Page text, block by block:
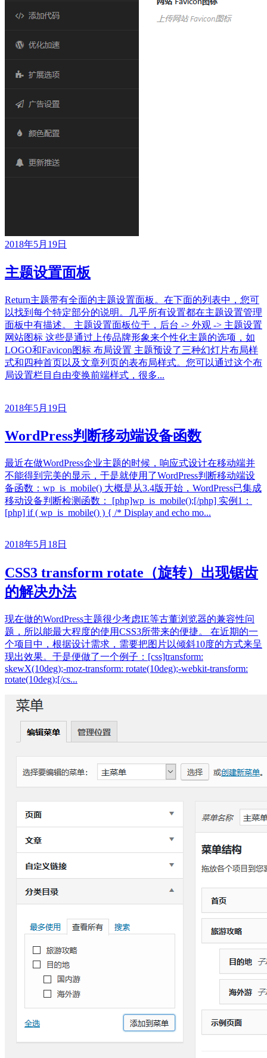
2018年5月19日
主题设置面板
Return主题带有全面的主题设置面板。在下面的列表中，您可
以找到每个特定部分的说明。几乎所有设置都在主题设置管理
面板中有描述。 主题设置面板位于，后台 -> 外观 -> 主题设置
网站图标 这些是通过上传品牌形象来个性化主题的选项，如
LOGO和Favicon图标 布局设置 主题预设了三种幻灯片布局样
式和四种首页以及文章列页的表布局样式。您可以通过这个布
局设置栏目自由变换前端样式，很多...
2018年5月19日
WordPress判断移动端设备函数
最近在做WordPress企业主题的时候，响应式设计在移动端并
不能得到完美的显示，于是就使用了WordPress判断移动端设
备函数：wp_is_mobile() 大概是从3.4版开始，WordPress已集成
移动设备判断检测函数： [php]wp_is_mobile();[/php] 实例1：
[php] if ( wp_is_mobile() ) { /* Display and echo mo...
2018年5月18日
CSS3 transform rotate（旋转）出现锯齿
的解决办法
现在做的WordPress主题很少考虑IE等古董浏览器的兼容性问
题，所以能最大程度的使用CSS3所带来的便捷。 在近期的一
个项目中，根据设计需求，需要把图片以倾斜10度的方式来呈
现出效果。于是便做了一个例子：[css]transform:
skewX(10deg);-moz-transform: rotate(10deg);-webkit-transform:
rotate(10deg);[/cs...